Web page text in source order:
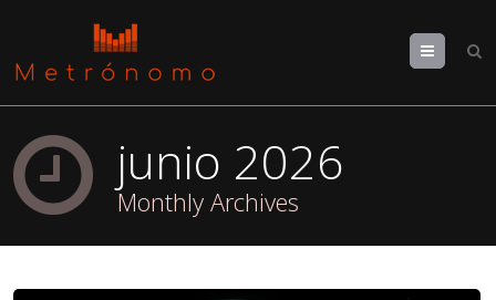
Menu
junio 2026
Monthly Archives